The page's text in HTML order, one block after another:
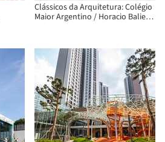
Clássicos da Arquitetura: Colégio
Maior Argentino / Horacio Baliero